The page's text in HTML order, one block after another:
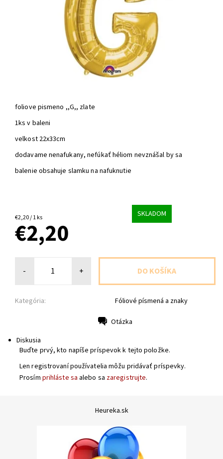
foliove pismeno ,,G,, zlate
1ks v baleni
velkost 22x33cm
dodavame nenafukany, nefúkať héliom nevznášal by sa
balenie obsahuje slamku na nafuknutie
€2,20 / 1 ks SKLADOM
€2,20
- +
Kategória: Fóliové písmená a znaky
Otázka
Diskusia
Buďte prvý, kto napíše príspevok k tejto položke.
Len registrovaní používatelia môžu pridávať príspevky.
Prosím prihláste sa alebo sa zaregistrujte.
Heureka.sk